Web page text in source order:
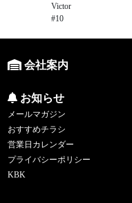
Victor
#10
会社案内
お知らせ
メールマガジン
おすすめチラシ
営業日カレンダー
プライバシーポリシー
KBK